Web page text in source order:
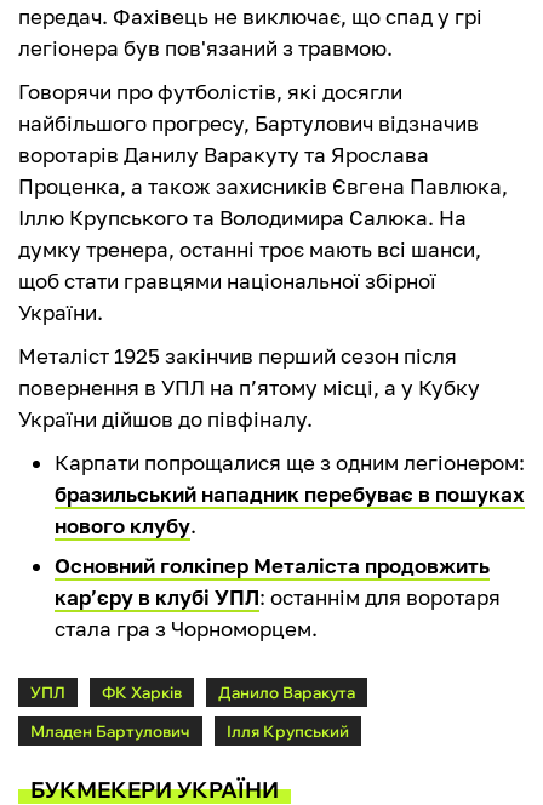
передач. Фахівець не виключає, що спад у грі
легіонера був пов'язаний з травмою.
Говорячи про футболістів, які досягли
найбільшого прогресу, Бартулович відзначив
воротарів Данилу Варакуту та Ярослава
Проценка, а також захисників Євгена Павлюка,
Іллю Крупського та Володимира Салюка. На
думку тренера, останні троє мають всі шанси,
щоб стати гравцями національної збірної
України.
Металіст 1925 закінчив перший сезон після
повернення в УПЛ на п’ятому місці, а у Кубку
України дійшов до півфіналу.
Карпати попрощалися ще з одним легіонером:
бразильський нападник перебуває в пошуках
нового клубу.
Основний голкіпер Металіста продовжить
кар’єру в клубі УПЛ: останнім для воротаря
стала гра з Чорноморцем.
УПЛ ФК Харків
Данило Варакута
Младен Бартулович
Ілля Крупський
БУКМЕКЕРИ УКРАЇНИ